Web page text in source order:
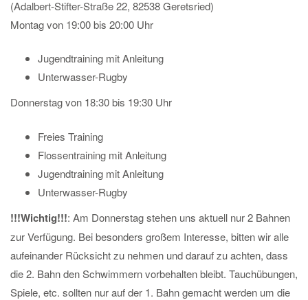
(Adalbert-Stifter-Straße 22, 82538 Geretsried)
Montag von 19:00 bis 20:00 Uhr
Jugendtraining mit Anleitung
Unterwasser-Rugby
Donnerstag von 18:30 bis 19:30 Uhr
Freies Training
Flossentraining mit Anleitung
Jugendtraining mit Anleitung
Unterwasser-Rugby
!!!Wichtig!!!: Am Donnerstag stehen uns aktuell nur 2 Bahnen
zur Verfügung. Bei besonders großem Interesse, bitten wir alle
aufeinander Rücksicht zu nehmen und darauf zu achten, dass
die 2. Bahn den Schwimmern vorbehalten bleibt. Tauchübungen,
Spiele, etc. sollten nur auf der 1. Bahn gemacht werden um die